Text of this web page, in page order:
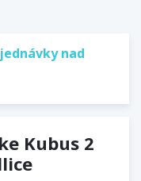
nad
Kubus 2